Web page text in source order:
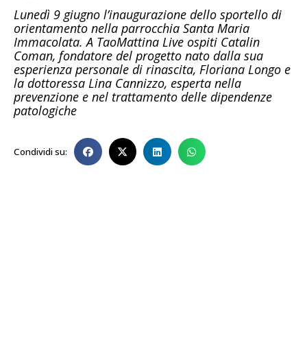
Lunedì 9 giugno l’inaugurazione dello sportello di
orientamento nella parrocchia Santa Maria
Immacolata. A TaoMattina Live ospiti Catalin
Coman, fondatore del progetto nato dalla sua
esperienza personale di rinascita, Floriana Longo e
la dottoressa Lina Cannizzo, esperta nella
prevenzione e nel trattamento delle dipendenze
patologiche
Condividi su: